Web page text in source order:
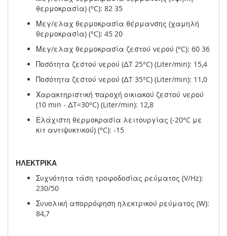
θερμοκρασία) (°C): 82 35
Μεγ/ελαχ θερμοκρασία θέρμανσης (χαμηλή
θερμοκρασία) (°C): 45 20
Μεγ/ελαχ θερμοκρασία ζεστού νερού (°C): 60 36
Ποσότητα ζεστού νερού (ΔT 25°C) (Liter/min): 15,4
Ποσότητα ζεστού νερού (ΔT 35°C) (Liter/min): 11,0
Χαρακτηριστική παροχή οικιακού ζεστού νερού
(10 min - ΔT=30°C) (Liter/min): 12,8
Ελάχιστη θερμοκρασία λειτουργίας (-20°C με
κιτ αντιψυκτικού) (°C): -15
ΗΛΕΚΤΡΙΚΑ
Συχνότητα τάση τροφοδοσίας ρεύματος (V/Hz):
230/50
Συνολική απορρόφηση ηλεκτρικού ρεύματος (W):
84,7